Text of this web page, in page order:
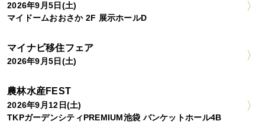
2026年9月5日(土)
マイドームおおさか 2F 展示ホールD
マイナビ移住フェア
2026年9月5日(土)
農林水産FEST
2026年9月12日(土)
TKPガーデンシティPREMIUM池袋 バンケットホール4B